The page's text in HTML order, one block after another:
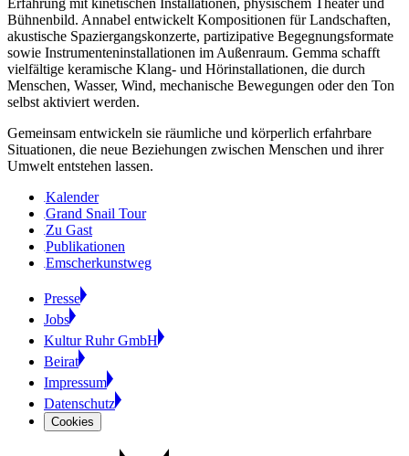
Bühnenbild. Annabel entwickelt Kompositionen für Landschaften,
akustische Spaziergangskonzerte, partizipative Begegnungsformate
sowie Instrumenteninstallationen im Außenraum. Gemma schafft
vielfältige keramische Klang- und Hörinstallationen, die durch
Menschen, Wasser, Wind, mechanische Bewegungen oder den Ton
selbst aktiviert werden.
Gemeinsam entwickeln sie räumliche und körperlich erfahrbare
Situationen, die neue Beziehungen zwischen Menschen und ihrer
Umwelt entstehen lassen.
Kalender
Grand Snail Tour
Zu Gast
Publikationen
Emscherkunstweg
Presse
Jobs
Kultur Ruhr GmbH
Beirat
Impressum
Datenschutz
Cookies